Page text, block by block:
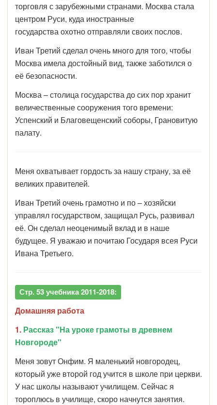
торговля с зарубежными странами. Москва стала
центром Руси, куда иностранные
государства охотно отправляли своих послов.
Иван Третий сделал очень много для того, чтобы
Москва имела достойный вид, также заботился о
её безопасности.
Москва – столица государства до сих пор хранит
величественные сооружения того времени:
Успенский и Благовещенский соборы, Грановитую
палату.
Меня охватывает гордость за нашу страну, за её
великих правителей.
Иван Третий очень грамотно и по – хозяйски
управлял государством, защищал Русь, развивал
её. Он сделал неоценимый вклад и в наше
будущее. Я уважаю и почитаю Государя всея Руси
Ивана Третьего.
Стр. 53 учебника 2011-2018:
Домашняя работа
1. Рассказ "На уроке грамоты в древнем
Новгороде"
Меня зовут Онфим. Я маленький новгородец,
который уже второй год учится в школе при церкви.
У нас школы называют училищем. Сейчас я
тороплюсь в училище, скоро начнутся занятия.